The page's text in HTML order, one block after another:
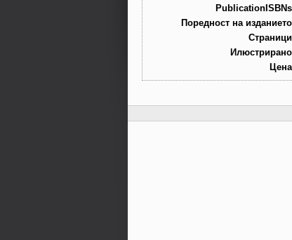
PublicationISBNs
Поредност на изданието
Страници
Илюстрирано
Цена